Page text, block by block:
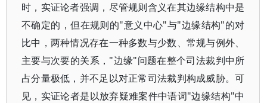
时，实证论者强调，尽管规则含义在其边缘结构中是
不确定的，但在规则的"意义中心"与"边缘结构"的对
比中，两种情况存在一种多数与少数、常规与例外、
主要与次要的关系，"边缘"问题在整个司法裁判中所
占分量极低，并不足以对正常司法裁判构成威胁。可
见，实证论者是以放弃疑难案件中语词"边缘结构"中